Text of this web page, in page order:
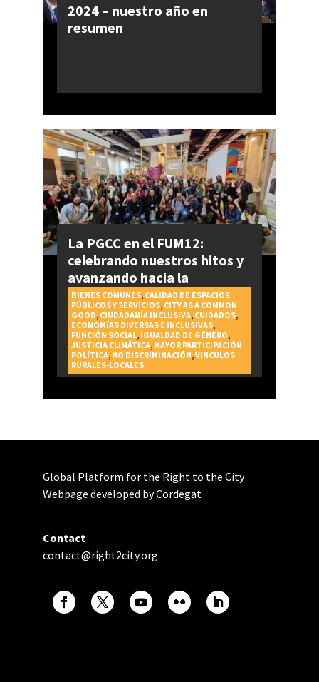
2024 – nuestro año en
resumen
La PGCC en el FUM12:
celebrando nuestros hitos y
avanzando hacia la
realización del Derecho a la
Ciudad
BIENES COMUNES, CALIDAD DE ESPACIOS
PÚBLICOS Y SERVICIOS, CITY AS A COMMON
GOOD, CIUDADANÍA INCLUSIVA, CUIDADOS,
ECONOMÍAS DIVERSAS E INCLUSIVAS,
FUNCIÓN SOCIAL, IGUALDAD DE GÉNERO,
JUSTICIA CLIMÁTICA, MAYOR PARTICIPACIÓN
POLÍTICA, NO DISCRIMINACIÓN,VINCULOS
RURALES-LOCALES
Global Platform for the Right to the City
Webpage developed by Cordegat
Contact
contact@right2city.org